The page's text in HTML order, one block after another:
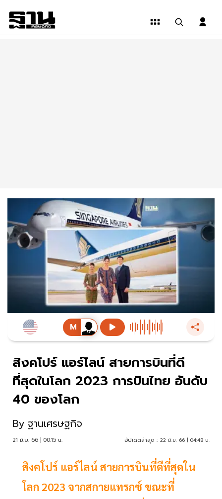
สิงคโปร์ แอร์ไลน์ สายการบินที่ดี
ที่สุดในโลก 2023 การบินไทย อันดับ
40 ของโลก
By ฐานเศรษฐกิจ
21 มิ.ย. 66 | 00:15 น. อัปเดตล่าสุด : 22 มิ.ย. 66 | 04:48 น.
สิงคโปร์ แอร์ไลน์ สายการบินที่ดีที่สุดใน
โลก 2023 จากสกายแทรกซ์ ขณะที่